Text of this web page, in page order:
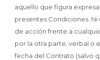
aquello que figura
presentes Condiciones.
de acción frente a
por la otra parte, verbal o
fecha del Contrato (salvo